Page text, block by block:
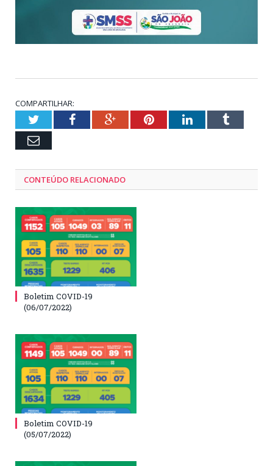
COMPARTILHAR:
TwitterFacebookGoogle+PinterestLinkedInTumblr
Email
CONTEÚDO RELACIONADO
Boletim COVID-19
(06/07/2022)
Boletim COVID-19
(05/07/2022)